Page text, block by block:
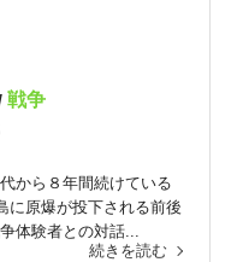
戦争
から８年間続けている
に原爆が投下される前後
体験者との対話...
続きを読む